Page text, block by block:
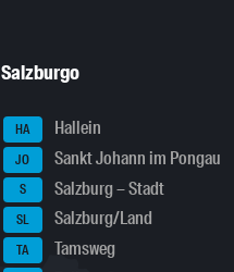
Salzburgo
HA Hallein
JO Sankt Johann im Pongau
S Salzburg – Stadt
SL Salzburg/Land
TA Tamsweg